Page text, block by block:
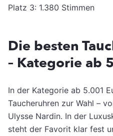
Platz 3: 1.380 Stimmen
Die besten
– Kategorie ab
In der Kategorie ab 5.001
Taucheruhren zur Wahl –
Ulysse Nardin. In der
steht der Favorit klar fest